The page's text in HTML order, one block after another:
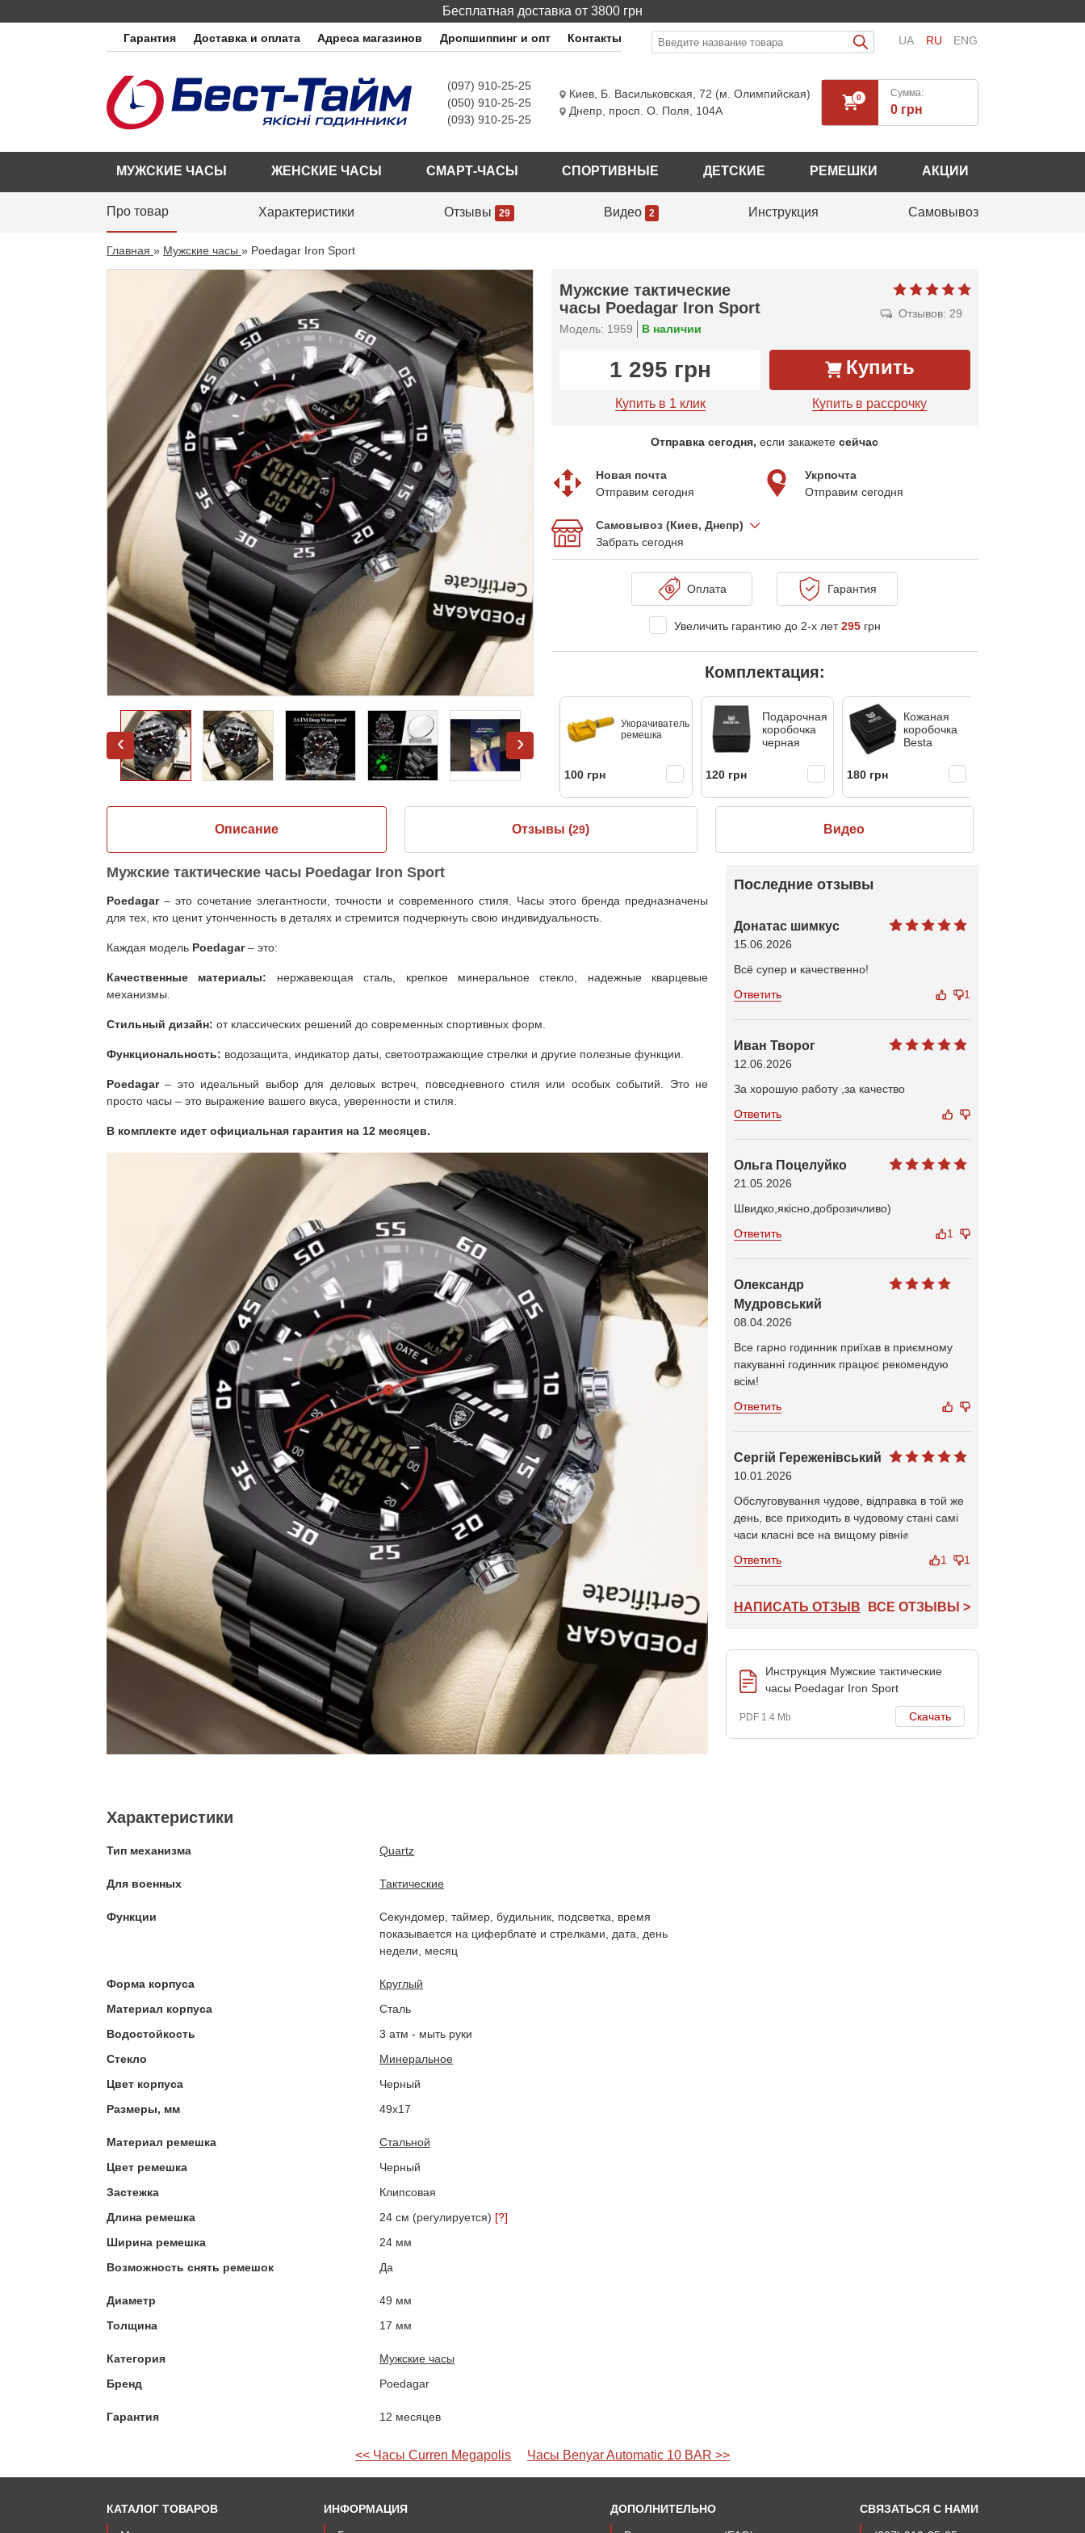
Бесплатная доставка от 3800 грн
Гарантия Доставка и оплата Адреса магазинов Дропшиппинг и опт Контакты UA RU ENG
(097) 910-25-25
(050) 910-25-25
(093) 910-25-25
Киев, Б. Васильковская, 72 (м. Олимпийская)
Днепр, просп. О. Поля, 104А
0 Cумма:
0 грн
МУЖСКИЕ ЧАСЫ ЖЕНСКИЕ ЧАСЫ СМАРТ-ЧАСЫ СПОРТИВНЫЕ ДЕТСКИЕ РЕМЕШКИ АКЦИИ
Про товар Характеристики Отзывы 29 Видео 2 Инструкция Самовывоз
Главная » Мужские часы » Poedagar Iron Sport
‹ ›
Мужские тактические
часы Poedagar Iron Sport
Модель: 1959 В наличии
Отзывов: 29
1 295 грн Купить
Купить в 1 клик Купить в рассрочку
Отправка сегодня, если закажетесейчас
Новая почта
Отправим сегодня
Укрпочта
Отправим сегодня
Самовывоз (Киев, Днепр)
Забрать сегодня
Оплата Гарантия
Увеличить гарантию до 2-х лет295 грн
Комплектация:
Укорачиватель
ремешка
100 грн
Подарочная
коробочка
черная
120 грн
Кожаная
коробочка
Besta
180 грн
Описание Отзывы (29) Видео
Мужские тактические часы Poedagar Iron Sport
Poedagar– это сочетание элегантности, точности и современного стиля. Часы этого бренда предназначены
для тех, кто ценит утонченность в деталях и стремится подчеркнуть свою индивидуальность.
Каждая модель Poedagar– это:
Качественные материалы: нержавеющая сталь, крепкое минеральное стекло, надежные кварцевые
механизмы.
Стильный дизайн: от классических решений до современных спортивных форм.
Функциональность: водозащита, индикатор даты, светоотражающие стрелки и другие полезные функции.
Poedagar– это идеальный выбор для деловых встреч, повседневного стиля или особых событий. Это не
просто часы – это выражение вашего вкуса, уверенности и стиля.
В комплекте идет официальная гарантия на 12 месяцев.
Характеристики
Тип механизма Quartz
Для военных Тактические
Функции
Секундомер, таймер, будильник, подсветка, время
показывается на циферблате и стрелками, дата, день
недели, месяц
Форма корпуса
Круглый
Материал корпуса
Сталь
Водостойкость
3 атм - мыть руки
Стекло
Минеральное
Цвет корпуса
Черный
Размеры, мм
49х17
Материал ремешка
Стальной
Цвет ремешка
Черный
Застежка
Клипсовая
Длина ремешка
24 см (регулируется) [?]
Ширина ремешка
24 мм
Возможность снять ремешок
Да
Диаметр
49 мм
Толщина
17 мм
Категория
Мужские часы
Бренд
Poedagar
Гарантия 12 месяцев
Последние отзывы
Донатас шимкус
15.06.2026
Всё супер и качественно!
Ответить
1
Иван Творог
12.06.2026
За хорошую работу ,за качество
Ответить
Ольга Поцелуйко
21.05.2026
Швидко,якісно,доброзичливо)
Ответить
1
Олександр
Мудровський
08.04.2026
Все гарно годинник приїхав в приємному
пакуванні годинник працює рекомендую
всім!
Ответить
Сергій Гереженівський
10.01.2026
Обслуговування чудове, відправка в той же
день, все приходить в чудовому стані самі
часи класні все на вищому рівні✊
Ответить
1 1
НАПИСАТЬ ОТЗЫВ ВСЕ ОТЗЫВЫ >
Инструкция Мужские тактические
часы Poedagar Iron Sport
PDF 1.4 Mb Скачать
<< Часы Curren Megapolis Часы Benyar Automatic 10 BAR >>
КАТАЛОГ ТОВАРОВ ИНФОРМАЦИЯ ДОПОЛНИТЕЛЬНО СВЯЗАТЬСЯ С НАМИ